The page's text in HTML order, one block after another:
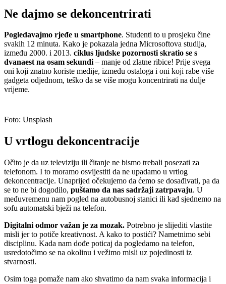
Ne dajmo se dekoncentrirati
Pogledavajmo rjeđe u smartphone. Studenti to u prosjeku čine
svakih 12 minuta. Kako je pokazala jedna Microsoftova studija,
između 2000. i 2013. ciklus ljudske pozornosti skratio se s
dvanaest na osam sekundi– manje od zlatne ribice! Prije svega
oni koji znatno koriste medije, između ostaloga i oni koji rabe više
gadgeta odjednom, teško da se više mogu koncentrirati na dulje
vrijeme.
Foto: Unsplash
U vrtlogu dekoncentracije
Očito je da uz televiziju ili čitanje ne bismo trebali posezati za
telefonom. I to moramo osvijestiti da ne upadamo u vrtlog
dekoncentracije. Unaprijed očekujemo da ćemo se dosađivati, pa da
se to ne bi dogodilo, puštamo da nas sadržaji zatrpavaju. U
međuvremenu nam pogled na autobusnoj stanici ili kad sjednemo na
sofu automatski bježi na telefon.
Digitalni odmor važan je za mozak. Potrebno je slijediti vlastite
misli jer to potiče kreativnost. A kako to postići? Nametnimo sebi
disciplinu. Kada nam dođe poticaj da pogledamo na telefon,
usredotočimo se na okolinu i vežimo misli uz pojedinosti iz
stvarnosti.
Osim toga pomaže nam ako shvatimo da nam svaka informacija i